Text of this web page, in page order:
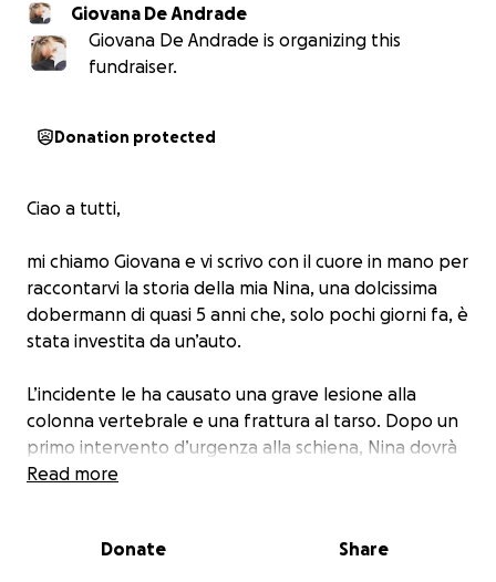
Giovana De Andrade
Giovana De Andrade is organizing this
fundraiser.
Donation protected
Ciao a tutti,
mi chiamo Giovana e vi scrivo con il cuore in mano per
raccontarvi la storia della mia Nina, una dolcissima
dobermann di quasi 5 anni che, solo pochi giorni fa, è
stata investita da un’auto.
L’incidente le ha causato una grave lesione alla
colonna vertebrale e una frattura al tarso. Dopo un
primo intervento d’urgenza alla schiena, Nina dovrà
affrontare una seconda operazione e un lungo
almeno 2-3 mesi.
Read more
Donate Share